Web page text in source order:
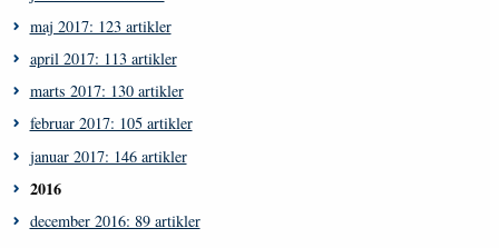
maj 2017: 123 artikler
april 2017: 113 artikler
marts 2017: 130 artikler
februar 2017: 105 artikler
januar 2017: 146 artikler
2016
december 2016: 89 artikler